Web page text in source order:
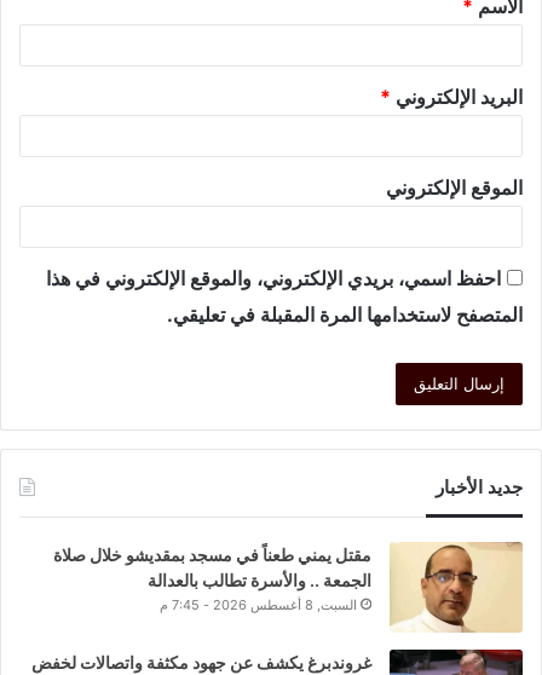
الاسم *
البريد الإلكتروني *
الموقع الإلكتروني
احفظ اسمي، بريدي الإلكتروني، والموقع الإلكتروني في هذا
المتصفح لاستخدامها المرة المقبلة في تعليقي.
جديد الأخبار
مقتل يمني طعناً في مسجد بمقديشو خلال صلاة
الجمعة .. والأسرة تطالب بالعدالة
السبت, 8 أغسطس 2026 - 7:45 م
غروندبرغ يكشف عن جهود مكثفة واتصالات لخفض